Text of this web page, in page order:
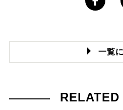
一覧
RELATED